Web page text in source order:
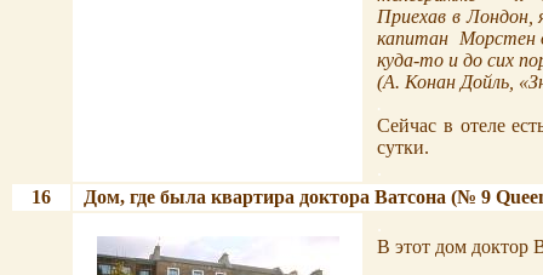
Приехав в Лондон,
капитан Морстен
куда-то и до сих
(А. Конан Дойль,
.
Сейчас в отеле
сутки.
16
Дом, где была квартира доктора Ватсона (№ 9
В этот дом доктор